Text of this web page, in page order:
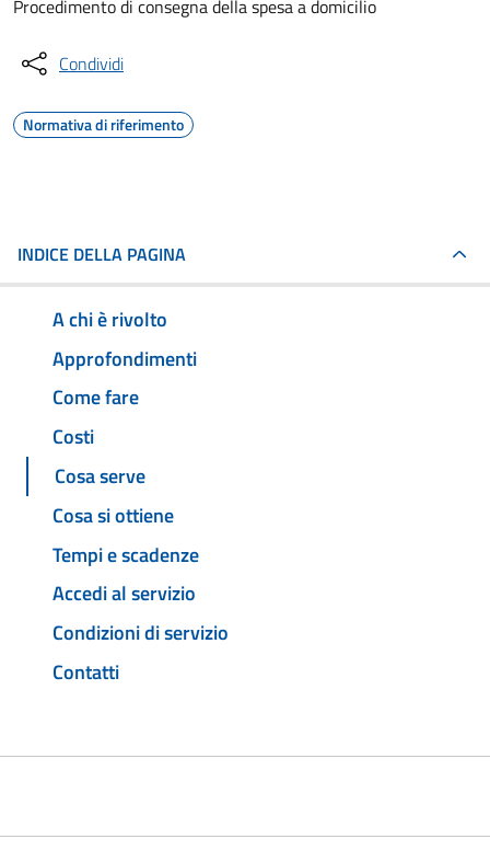
Procedimento di consegna della spesa a domicilio
Condividi
Normativa di riferimento
INDICE DELLA PAGINA
A chi è rivolto
Approfondimenti
Come fare
Costi
Cosa serve
Cosa si ottiene
Tempi e scadenze
Accedi al servizio
Condizioni di servizio
Contatti